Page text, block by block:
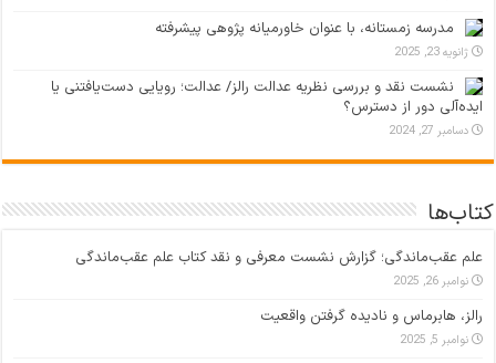
مدرسه زمستانه، با عنوان خاورمیانه پژوهی پیشرفته
ژانویه 23, 2025
نشست نقد و بررسی نظریه عدالت رالز/ عدالت؛ رویایی دست‌یافتنی یا
ایده‌آلی دور از دسترس؟
دسامبر 27, 2024
کتاب‌ها
علم عقب‌ماندگی؛ گزارش نشست معرفی و نقد کتاب علم عقب‌ماندگی
نوامبر 26, 2025
رالز، هابرماس و نادیده گرفتن واقعیت
نوامبر 5, 2025